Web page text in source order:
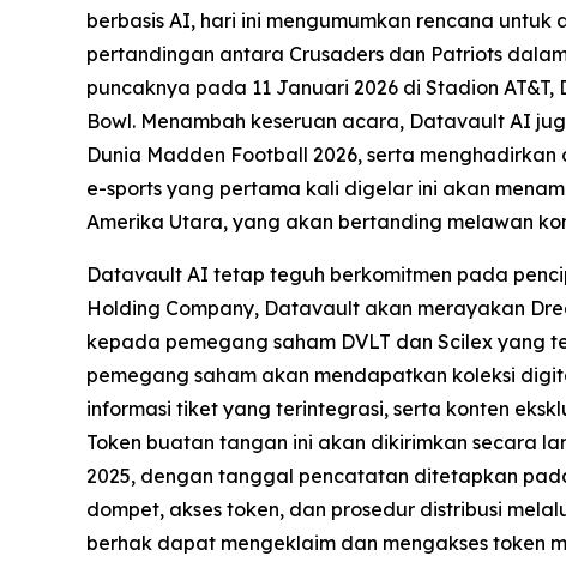
berbasis AI, hari ini mengumumkan rencana
pertandingan antara Crusaders dan Patriots
puncaknya pada 11 Januari 2026 di Stadion
Bowl. Menambah keseruan acara, Datavault AI
Dunia Madden Football 2026, serta
e-sports yang pertama kali digelar ini akan
Amerika Utara, yang akan bertanding melawan
Datavault AI tetap teguh berkomitmen pada
Holding Company, Datavault akan merayakan
kepada pemegang saham DVLT dan Scilex yang
pemegang saham akan mendapatkan koleksi
informasi tiket yang terintegrasi, serta konten
Token buatan tangan ini akan dikirimkan secara
2025, dengan tanggal pencatatan ditetapkan
dompet, akses token, dan prosedur distribusi
berhak dapat mengeklaim dan mengakses token